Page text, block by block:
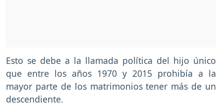
Esto se debe a la llamada política del hijo único
que entre los años 1970 y 2015 prohibía a la
mayor parte de los matrimonios tener más de un
descendiente.